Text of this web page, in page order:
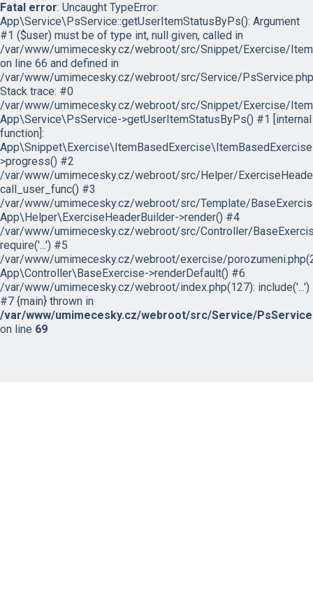
Fatal error: Uncaught TypeError:
App\Service\PsService::getUserItemStatusByPs(): Argument
#1 ($user) must be of type int, null given, called in
/var/www/umimecesky.cz/webroot/src/Snippet/Exercise/
on line 66 and defined in
/var/www/umimecesky.cz/webroot/src/Service/
Stack trace: #0
/var/www/umimecesky.cz/webroot/src/Snippet/Exercise/
App\Service\PsService->getUserItemStatusByPs() #1 [internal
function]:
>progress() #2
/var/www/umimecesky.cz/webroot/src/Helper/
call_user_func() #3
/var/www/umimecesky.cz/webroot/src/Template/
App\Helper\ExerciseHeaderBuilder->render() #4
/var/www/umimecesky.cz/webroot/src/Controller/
require('...') #5
/var/www/umimecesky.cz/webroot/exercise/
App\Controller\BaseExercise->renderDefault() #6
/var/www/umimecesky.cz/webroot/index.php(127): include('...')
#7 {main} thrown in
/var/www/umimecesky.cz/webroot/src/Service/
on line 69